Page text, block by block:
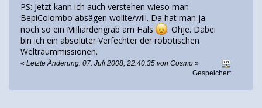
PS: Jetzt kann ich auch verstehen wieso man
BepiColombo absägen wollte/will. Da hat man ja
noch so ein Milliardengrab am Hals
. Ohje. Dabei
bin ich ein absoluter Verfechter der robotischen
Weltraummissionen.
« Letzte Änderung: 07. Juli 2008, 22:40:35 von Cosmo »
Gespeichert